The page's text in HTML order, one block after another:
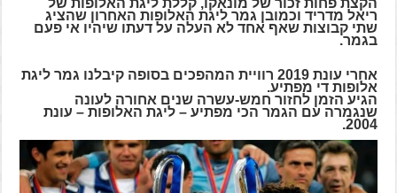
הקצת פחות זכור של מונאקו, קללת ליגת האלופות של
ריאל מדריד וכמובן גמר ליגת האלופות האחרון שהציג
שתי קבוצות שאף אחד לא העלה על דעתו שיהיו אי פעם
בגמר.
אחרי עונת 2019 רוויית המהפכים בסופה קיבלנו גמר ליגת
אלופות די מפתיע.
הגיע הזמן לחזור חמש-עשרה שנים אחורה לעונה
שנגמרה עם הגמר הכי מפתיע – ליגת האלופות – עונת
2004.